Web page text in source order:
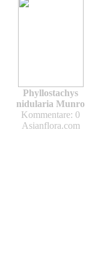
Phyllostachys
nidularia Munro
Kommentare: 0
Asianflora.com